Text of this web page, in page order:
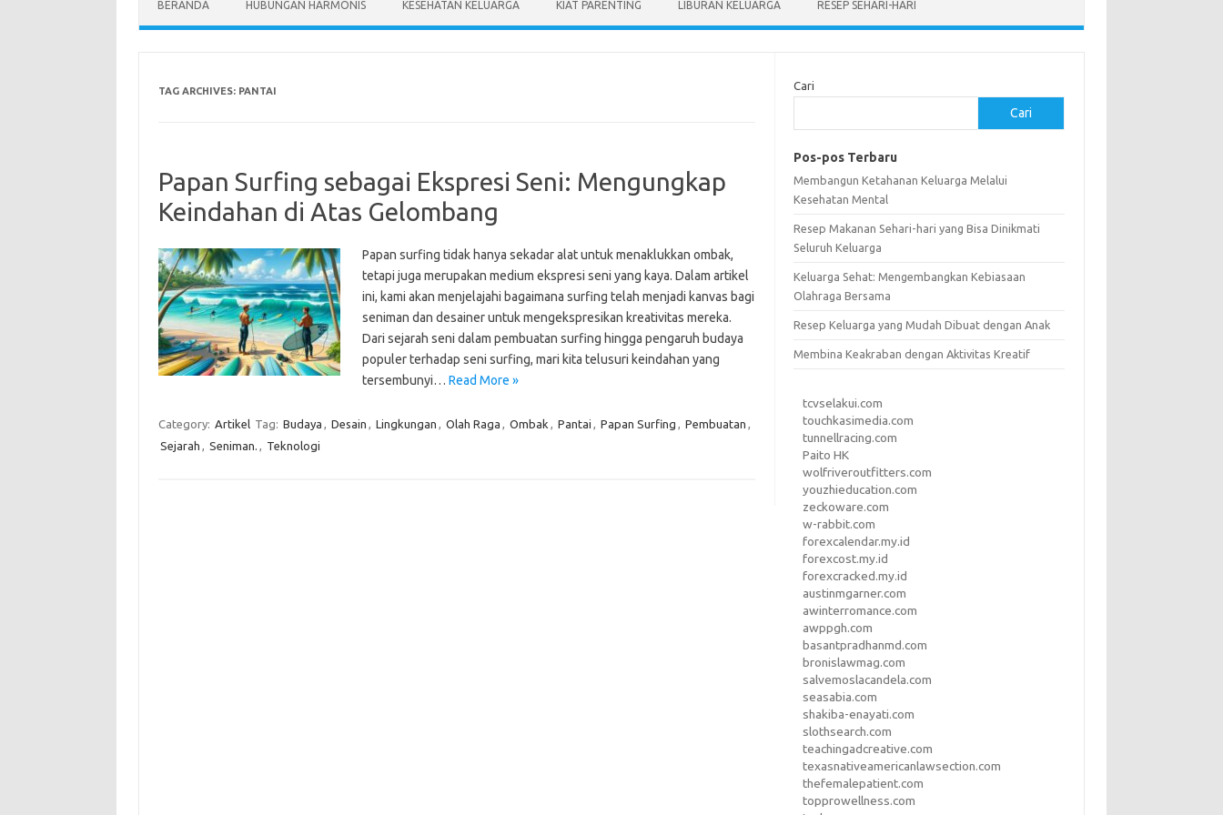
BERANDA HUBUNGAN HARMONIS KESEHATAN KELUARGA KIAT PARENTING LIBURAN KELUARGA RESEP SEHARI-HARI
TAG ARCHIVES: PANTAI
Papan Surfing sebagai Ekspresi Seni: Mengungkap
Keindahan di Atas Gelombang
Papan surfing tidak hanya sekadar alat untuk menaklukkan ombak,
tetapi juga merupakan medium ekspresi seni yang kaya. Dalam artikel
ini, kami akan menjelajahi bagaimana surfing telah menjadi kanvas bagi
seniman dan desainer untuk mengekspresikan kreativitas mereka.
Dari sejarah seni dalam pembuatan surfing hingga pengaruh budaya
populer terhadap seni surfing, mari kita telusuri keindahan yang
tersembunyi… Read More »
Category: Artikel Tag: Budaya , Desain , Lingkungan , Olah Raga , Ombak , Pantai , Papan Surfing , Pembuatan ,
Sejarah , Seniman. , Teknologi
Cari
Cari
Pos-pos Terbaru
Membangun Ketahanan Keluarga Melalui
Kesehatan Mental
Resep Makanan Sehari-hari yang Bisa Dinikmati
Seluruh Keluarga
Keluarga Sehat: Mengembangkan Kebiasaan
Olahraga Bersama
Resep Keluarga yang Mudah Dibuat dengan Anak
Membina Keakraban dengan Aktivitas Kreatif
tcvselakui.com
touchkasimedia.com
tunnellracing.com
Paito HK
wolfriveroutfitters.com
youzhieducation.com
zeckoware.com
w-rabbit.com
forexcalendar.my.id
forexcost.my.id
forexcracked.my.id
austinmgarner.com
awinterromance.com
awppgh.com
basantpradhanmd.com
bronislawmag.com
salvemoslacandela.com
seasabia.com
shakiba-enayati.com
slothsearch.com
teachingadcreative.com
texasnativeamericanlawsection.com
thefemalepatient.com
topprowellness.com